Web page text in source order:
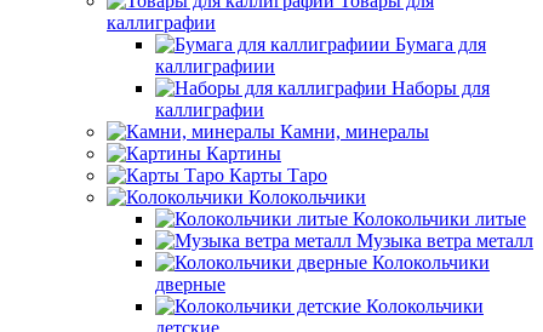
каллиграфии
Бумага для
каллиграфиии
Наборы для
каллиграфии
Камни, минералы
Картины
Карты Таро
Колокольчики
Колокольчики литые
Музыка ветра металл
Колокольчики
дверные
Колокольчики
детские